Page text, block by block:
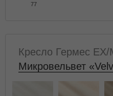
77
Кресло Гермес EX/
Микровельвет